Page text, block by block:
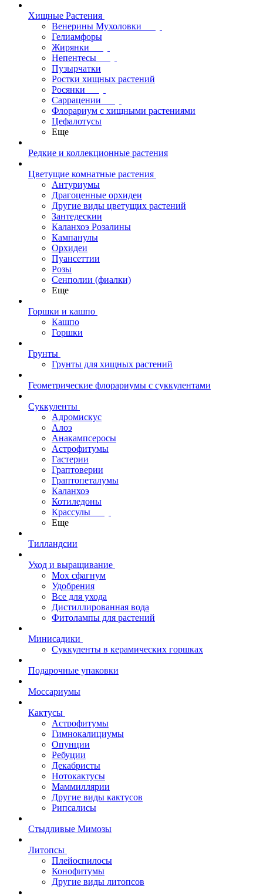
Хищные Растения
Венерины Мухоловки
Гелиамфоры
Жирянки
Непентесы
Пузырчатки
Ростки хищных растений
Росянки
Саррацении
Флорариум с хищными растениями
Цефалотусы
Еще
Редкие и коллекционные растения
Цветущие комнатные растения
Антуриумы
Драгоценные орхидеи
Другие виды цветущих растений
Зантедескии
Каланхоэ Розалины
Кампанулы
Орхидеи
Пуансеттии
Розы
Сенполии (фиалки)
Еще
Горшки и кашпо
Кашпо
Горшки
Грунты
Грунты для хищных растений
Геометрические флорариумы с суккулентами
Суккуленты
Адромискус
Алоэ
Анакампсеросы
Астрофитумы
Гастерии
Граптоверии
Граптопеталумы
Каланхоэ
Котиледоны
Крассулы
Еще
Тилландсии
Уход и выращивание
Мох сфагнум
Удобрения
Все для ухода
Дистиллированная вода
Фитолампы для растений
Минисадики
Суккуленты в керамических горшках
Подарочные упаковки
Моссариумы
Кактусы
Астрофитумы
Гимнокалициумы
Опунции
Ребуции
Декабристы
Нотокактусы
Маммиллярии
Другие виды кактусов
Рипсалисы
Стыдливые Мимозы
Литопсы
Плейоспилосы
Конофитумы
Другие виды литопсов